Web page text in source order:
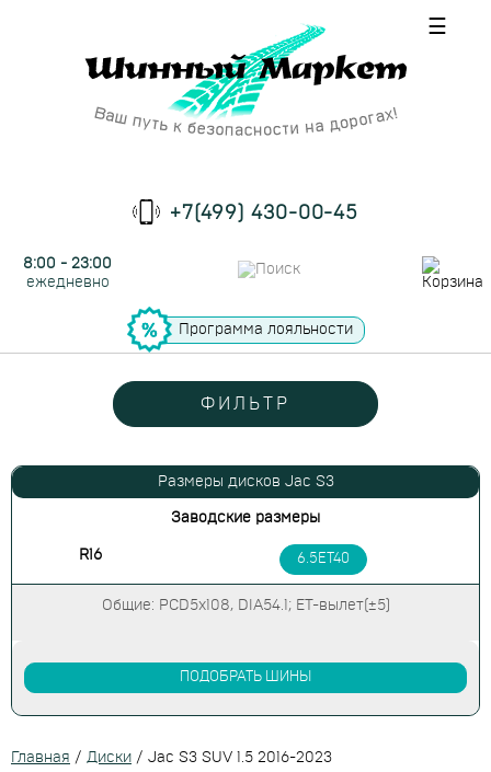
☰
+7(499) 430-00-45
8:00 - 23:00
ежедневно
Программа лояльности
ФИЛЬТР
Размеры дисков Jac S3
Заводские размеры
R16 6.5ET40
Общие: PCD5x108, DIA54.1; ET-вылет(±5)
ПОДОБРАТЬ ШИНЫ
Главная / Диски / Jac S3 SUV 1.5 2016-2023